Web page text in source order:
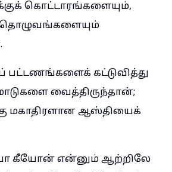
கொட்டாரங்களையும்,
தொழுவங்களையும்
கட்டுவித்து
வைத்திருந்தான்;
மகாதிரளான ஆஸ்தியைக்
கீயோன் என்னும் ஆற்றிலே